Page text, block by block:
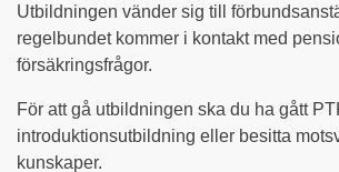
Utbildningen vänder sig till
regelbundet kommer i kontakt med
försäkringsfrågor.
För att gå utbildningen ska du ha gått
introduktionsutbildning eller besitta
kunskaper.